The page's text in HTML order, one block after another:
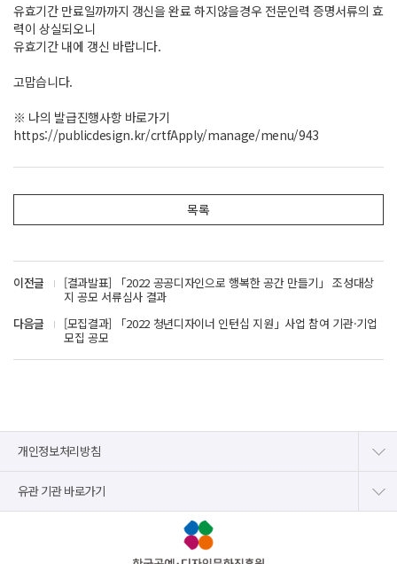
유효기간 만료일까까지 갱신을 완료 하지않을경우 전문인력 증명서류의 효
력이 상실되오니
유효기간 내에 갱신 바랍니다.
고맙습니다.
※ 나의 발급진행사항 바로가기
https://publicdesign.kr/crtfApply/manage/menu/943
목록
이전글
[결과발표] 「2022 공공디자인으로 행복한 공간 만들기」 조성대상
지 공모 서류심사 결과
다음글
[모집결과] 「2022 청년디자이너 인턴십 지원」사업 참여 기관·기업
모집 공모
개인정보처리방침
유관 기관 바로가기